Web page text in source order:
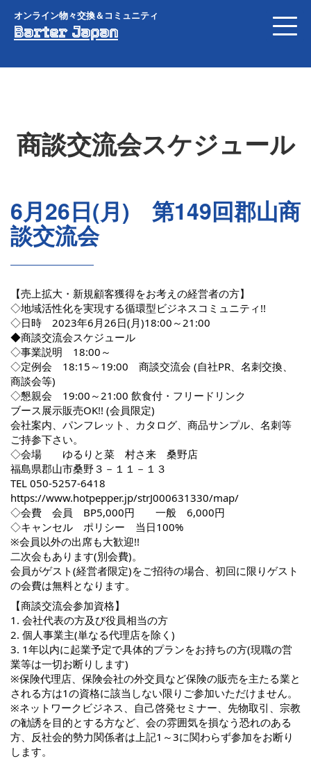
オンライン物々交換＆コミュニティ
Barter Japan
商談交流会スケジュール
6月26日(月) 第149回郡山商
談交流会
【売上拡大・新規顧客獲得をお考えの経営者の方】
◇地域活性化を実現する循環型ビジネスコミュニティ!!
◇日時 2023年6月26日(月)18:00～21:00
◆商談交流会スケジュール
◇事業説明 18:00～
◇定例会 18:15～19:00 商談交流会 (自社PR、名刺交換、
商談会等)
◇懇親会 19:00～21:00 飲食付・フリードリンク
ブース展示販売OK!! (会員限定)
会社案内、パンフレット、カタログ、商品サンプル、名刺等
ご持参下さい。
◇会場 ゆるりと菜 村さ来 桑野店
福島県郡山市桑野３－１１－１３
TEL 050-5257-6418
https://www.hotpepper.jp/strJ000631330/map/
◇会費 会員 BP5,000円 一般 6,000円
◇キャンセル ポリシー 当日100%
※会員以外の出席も大歓迎!!
二次会もあります(別会費)。
会員がゲスト(経営者限定)をご招待の場合、初回に限りゲスト
の会費は無料となります。
【商談交流会参加資格】
1. 会社代表の方及び役員相当の方
2. 個人事業主(単なる代理店を除く)
3. 1年以内に起業予定で具体的プランをお持ちの方(現職の営
業等は一切お断りします)
※保険代理店、保険会社の外交員など保険の販売を主たる業と
される方は1の資格に該当しない限りご参加いただけません。
※ネットワークビジネス、自己啓発セミナー、先物取引、宗教
の勧誘を目的とする方など、会の雰囲気を損なう恐れのある
方、反社会的勢力関係者は上記1～3に関わらず参加をお断り
します。